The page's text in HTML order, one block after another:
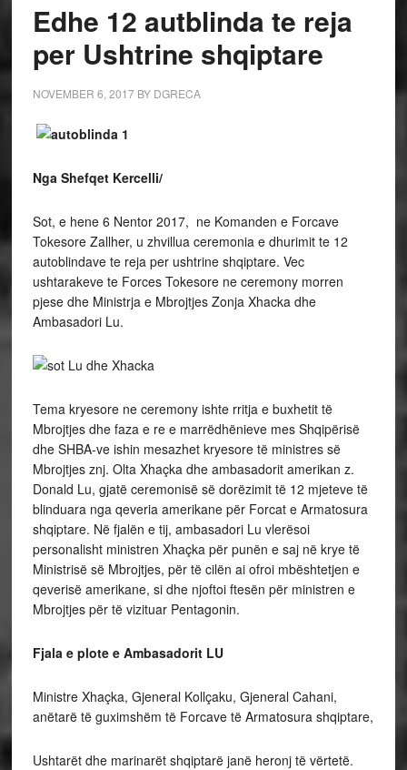
Edhe 12 autblinda te reja
per Ushtrine shqiptare
NOVEMBER 6, 2017BY DGRECA
Nga Shefqet Kercelli/
Sot, e hene 6 Nentor 2017, ne Komanden e Forcave
Tokesore Zallher, u zhvillua ceremonia e dhurimit te 12
autoblindave te reja per ushtrine shqiptare. Vec
ushtarakeve te Forces Tokesore ne ceremony morren
pjese dhe Ministrja e Mbrojtjes Zonja Xhacka dhe
Ambasadori Lu.
Tema kryesore ne ceremony ishte rritja e buxhetit të
Mbrojtjes dhe faza e re e marrëdhënieve mes Shqipërisë
dhe SHBA-ve ishin mesazhet kryesore të ministres së
Mbrojtjes znj. Olta Xhaçka dhe ambasadorit amerikan z.
Donald Lu, gjatë ceremonisë së dorëzimit të 12 mjeteve të
blinduara nga qeveria amerikane për Forcat e Armatosura
shqiptare. Në fjalën e tij, ambasadori Lu vlerësoi
personalisht ministren Xhaçka për punën e saj në krye të
Ministrisë së Mbrojtjes, për të cilën ai ofroi mbështetjen e
qeverisë amerikane, si dhe njoftoi ftesën për ministren e
Mbrojtjes për të vizituar Pentagonin.
Fjala e plote e Ambasadorit LU
Ministre Xhaçka, Gjeneral Kollçaku, Gjeneral Cahani,
anëtarë të guximshëm të Forcave të Armatosura shqiptare,
Ushtarët dhe marinarët shqiptarë janë heronj të vërtetë.